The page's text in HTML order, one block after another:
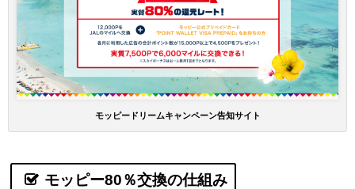
モッピードリームキャンペーン告知サイト
モッピー80％交換の仕組み